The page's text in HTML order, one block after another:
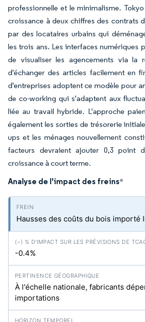
professionnelle et le minimalisme.
croissance à deux chiffres des contrats
par des locataires urbains qui
les trois ans. Les interfaces numériques
de visualiser les agencements via la
d'échanger des articles facilement en
d'entreprises adoptent ce modèle pour
de co-working qui s'adaptent aux
liée au travail hybride. L'approche
également les sorties de trésorerie
ups et les ménages nouvellement
facteurs devraient ajouter 0,3 point
croissance à court terme.
Analyse de l'impact des freins*
Hausses des coûts du bois importé
-0.4%
À l'échelle nationale, fabricants
importations